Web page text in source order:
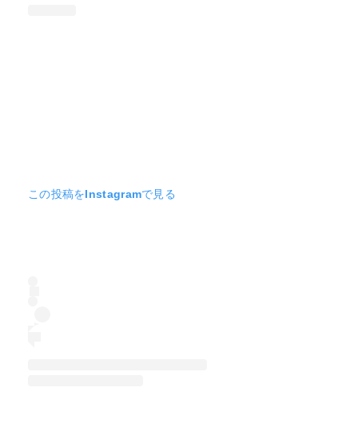
この投稿をInstagramで見る